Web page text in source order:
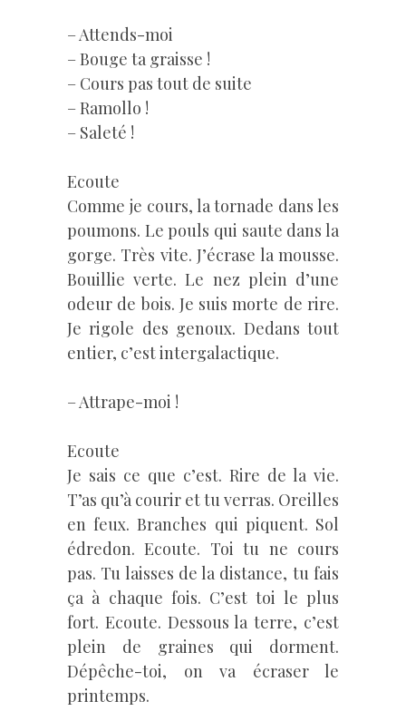
– Attends-moi
– Bouge ta graisse !
– Cours pas tout de suite
– Ramollo !
– Saleté !
Ecoute
Comme je cours, la tornade dans les
poumons. Le pouls qui saute dans la
gorge. Très vite. J’écrase la mousse.
Bouillie verte. Le nez plein d’une
odeur de bois. Je suis morte de rire.
Je rigole des genoux. Dedans tout
entier, c’est intergalactique.
– Attrape-moi !
Ecoute
Je sais ce que c’est. Rire de la vie.
T’as qu’à courir et tu verras. Oreilles
en feux. Branches qui piquent. Sol
édredon. Ecoute. Toi tu ne cours
pas. Tu laisses de la distance, tu fais
ça à chaque fois. C’est toi le plus
fort. Ecoute. Dessous la terre, c’est
plein de graines qui dorment.
Dépêche-toi, on va écraser le
printemps.